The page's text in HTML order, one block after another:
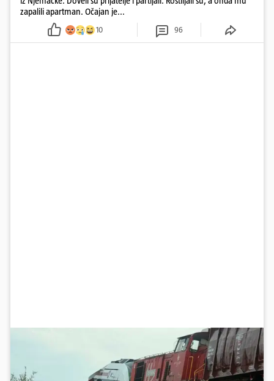
zapalili apartman. Očajan je...
10 96